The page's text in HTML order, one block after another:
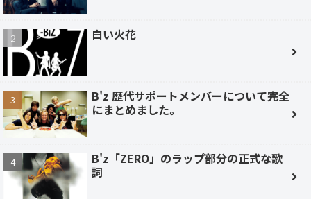
白い火花
B'z 歴代サポートメンバーについて完全
にまとめました。
B'z「ZERO」のラップ部分の正式な歌
詞